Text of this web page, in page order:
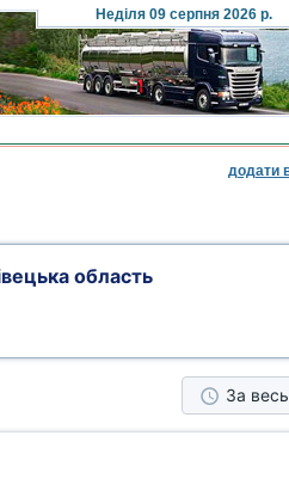
Неділя 09 серпня 2026 р.
додати
область
За